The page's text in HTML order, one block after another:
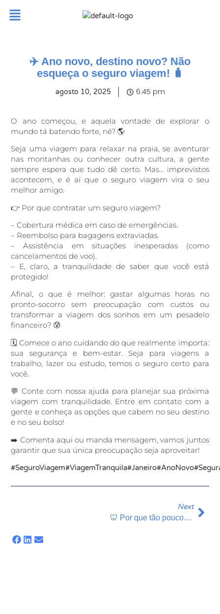
✈️ Ano novo, destino novo? Não
esqueça o seguro viagem! 🧳
agosto 10, 2025 6:45 pm
O ano começou, e aquela vontade de explorar o
mundo tá batendo forte, né? 🌎
Seja uma viagem para relaxar na praia, se aventurar
nas montanhas ou conhecer outra cultura, a gente
sempre espera que tudo dê certo. Mas… imprevistos
acontecem, e é aí que o seguro viagem vira o seu
melhor amigo.
👉 Por que contratar um seguro viagem?
– Cobertura médica em caso de emergências.
– Reembolso para bagagens extraviadas.
– Assistência em situações inesperadas (como
cancelamentos de voo).
– E, claro, a tranquilidade de saber que você está
protegido!
Afinal, o que é melhor: gastar algumas horas no
pronto-socorro sem preocupação com custos ou
transformar a viagem dos sonhos em um pesadelo
financeiro? 😰
🗓️ Comece o ano cuidando do que realmente importa:
sua segurança e bem-estar. Seja para viagens a
trabalho, lazer ou estudo, temos o seguro certo para
você.
💬 Conte com nossa ajuda para planejar sua próxima
viagem com tranquilidade. Entre em contato com a
gente e conheça as opções que cabem no seu destino
e no seu bolso!
➡️ Comenta aqui ou manda mensagem, vamos juntos
garantir que sua única preocupação seja aproveitar!
#SeguroViagem#ViagemTranquila#Janeiro#AnoNovo
Next
🦷 Por que tão poucos brasileiros têm plano odontológico?